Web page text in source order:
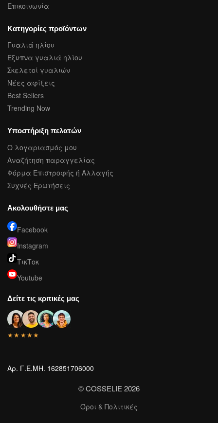
Επικοινωνία
Κατηγορίες προϊόντων
Γυαλιά ηλίου
Έξυπνα γυαλιά ηλίου
Σκελετοί γυαλιών
Νέες αφίξεις
Best Sellers
Trending Now
Υποστήριξη πελατών
Ο λογαριασμός μου
Αναζήτηση παραγγελίας
Φόρμα Επιστροφής ή Αλλαγής
Συχνές Ερωτήσεις
Ακολουθήστε μας
Facebook
Instagram
ΤικΤοκ
Youtube
Δείτε τις κριτικές μας
★★★★★
Αρ. Γ.Ε.ΜΗ. 162851706000
© COSSELIE 2026
Όροι & Πολιτικές